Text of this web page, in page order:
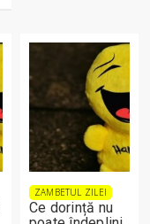
ZAMBETUL ZILEI
Ce dorință nu